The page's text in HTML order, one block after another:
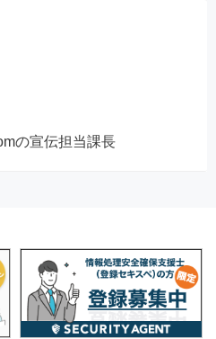
の宣伝担当課長